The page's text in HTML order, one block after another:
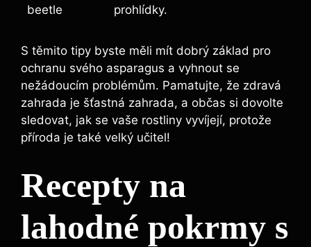
beetle
prohlídky.
S těmito tipy byste měli mít dobrý základ pro
ochranu svého asparagus a vyhnout se
nežádoucím problémům. Pamatujte, že zdravá
zahrada je šťastná zahrada, a občas si dovolte
sledovat, jak se vaše rostliny vyvíjejí, protože
příroda je také velký učitel!
Recepty na
lahodné pokrmy s